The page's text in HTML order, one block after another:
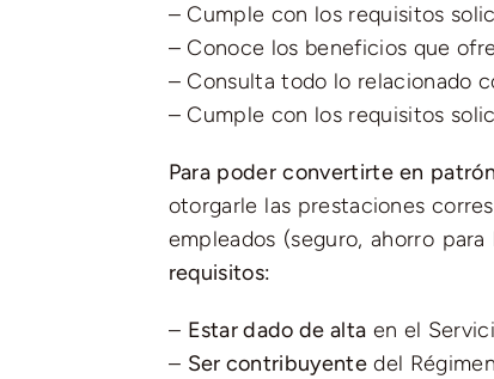
– Cumple con los requisitos
– Conoce los beneficios que
– Consulta todo lo relacionado
– Cumple con los requisitos
Para poder convertirte en
otorgarle las prestaciones
empleados (seguro, ahorro
requisitos:
– Estar dado de alta en el
– Ser contribuyente del